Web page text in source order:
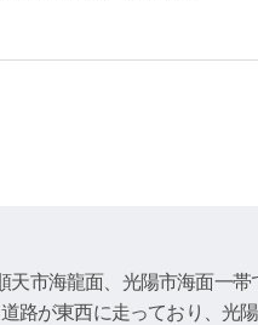
市海龍面、光陽市海面一
路が東西に走っており、光